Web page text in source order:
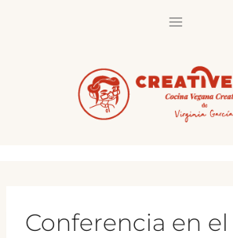
Conferencia en el